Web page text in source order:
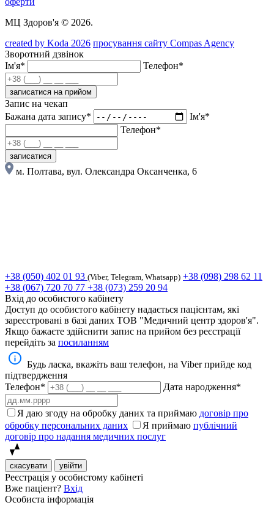
МЦ Здоров'я © 2026.
created by Koda 2026 просування сайту Compas Agency
Зворотний дзвінок
Ім'я*
Телефон*
записатися на прийом
Запис на чекап
Бажана дата запису*
Ім'я*
Телефон*
записатися
м. Полтава, вул. Олександра Оксанченка, 6
+38 (050) 402 01 93 (Viber, Telegram, Whatsapp) +38 (098) 298 62 11
+38 (067) 720 70 77 +38 (073) 259 20 94
Вхід до особистого кабінету
Доступ до особистого кабінету надається пацієнтам, які
зареєстровані в базі даних ТОВ "Медичний центр здоров'я".
Якщо бажаєте здійснити запис на прийом без реєстрації
перейдіть за посиланням
Будь ласка, вкажіть ваш телефон, на Viber прийде код
підтвердження
Телефон*
Дата народження*
Я даю згоду на обробку даних та приймаю договір про
обробку персональних даних
Я приймаю публічний
договір про надання медичних послуг
скасувати увійти
Реєстрація у особистому кабінеті
Вже паціент? Вхід
Особиста інформація